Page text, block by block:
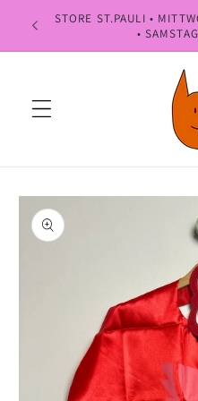
zumSTORE ST.PAULI •
•